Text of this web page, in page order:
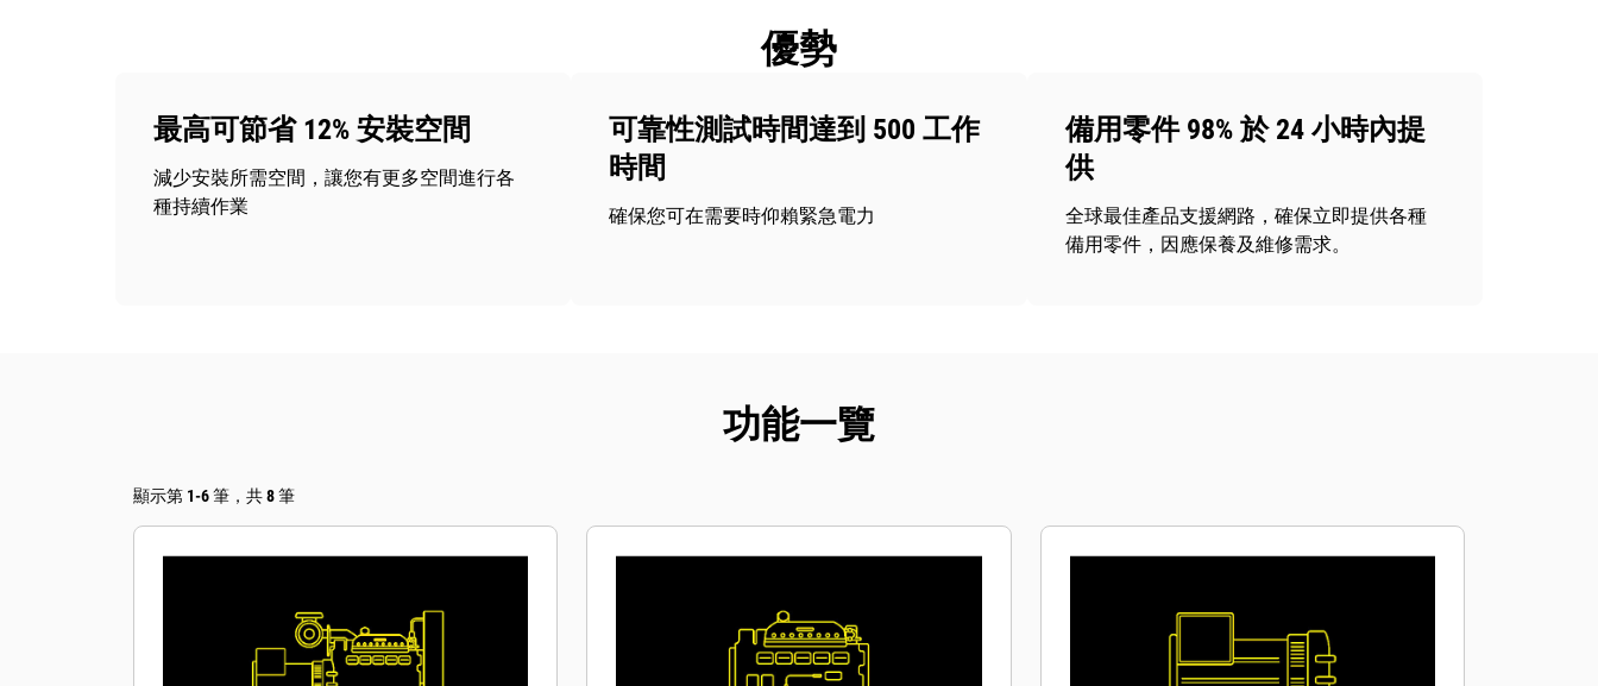
優勢
最高可節省 12% 安裝空間
減少安裝所需空間，讓您有更多空間進行各
種持續作業
可靠性測試時間達到 500 工作
時間
確保您可在需要時仰賴緊急電力
備用零件 98% 於 24 小時內提
供
全球最佳產品支援網路，確保立即提供各種
備用零件，因應保養及維修需求。
功能一覽
顯示第 1-6 筆，共 8 筆